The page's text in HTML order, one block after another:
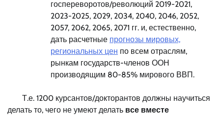
госпереворотов/революций 2019-2021,
2023-2025, 2029, 2034, 2040, 2046, 2052,
2057, 2062, 2065, 2071 гг. и, естественно,
дать расчетные прогнозы мировых,
региональных цен по всем отраслям,
рынкам государств-членов ООН
производящим 80-85% мирового ВВП.
Т.е. 1200 курсантов/докторантов должны научиться
делать то, чего не умеют делать все вместе